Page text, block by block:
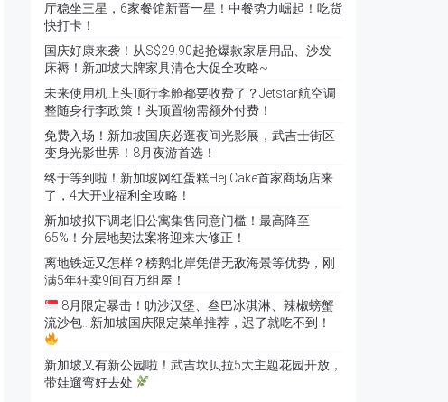
厅稳坐三星，6家餐馆新晋一星！中餐势力崛起！吃货
快打卡！
国庆好康来袭！从S$29.90起抢爆款家居用品、沙发
床褥！新加坡大牌家具清仓大促全攻略~
未来使用机上头顶行李舱都要收费了？Jetstar航空调
整随身行李政策！头顶置物需额外付费！
免费入场！新加坡国庆必逛夜间光影展，武吉士街区
变身光影世界！8月夜游首选！
终于等到啦！新加坡网红蛋糕Hej Cake首家商场店来
了，4大开业福利全攻略！
新加坡拟下调老旧公寓集售同意门槛！最高降至
65%！分层地契法案将迎来大修正！
离地铁远又怎样？榜鹅北岸凭借无敌海景等优势，刚
满5年狂卖9间百万组屋！
8月限定暴击！叻沙汉堡、叁巴冰淇淋、辣椒螃蟹
流沙包…新加坡国庆限定菜单推荐，迟了就吃不到！
新加坡又有新公园啦！武吉坎贝拉5大主题花园开放，
带娃遛弯好去处